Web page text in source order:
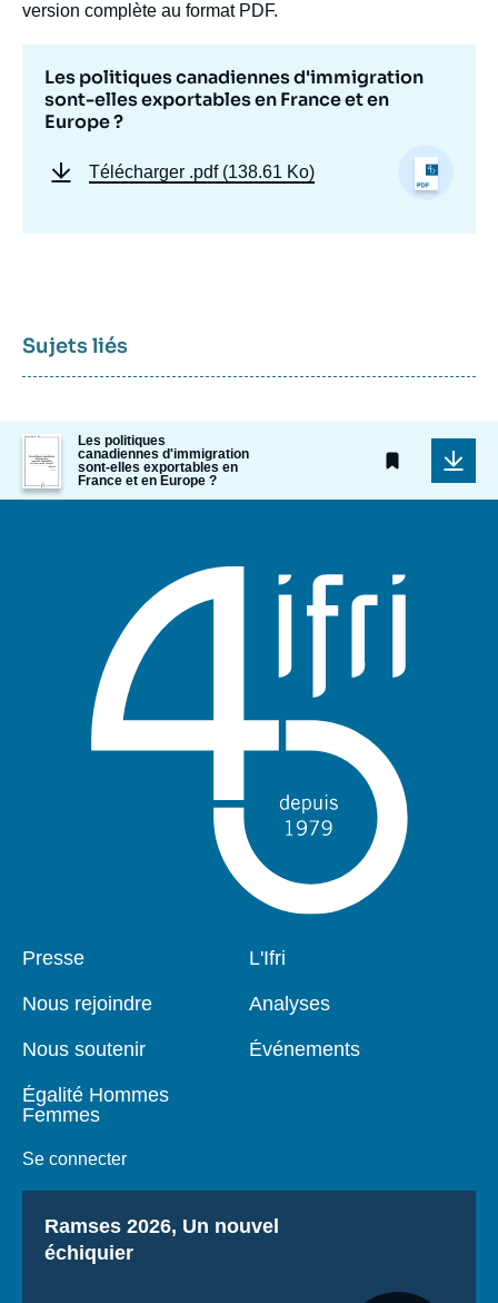
version complète au format PDF.
Les politiques canadiennes d'immigration
sont-elles exportables en France et en
Europe ?
Télécharger .pdf (138.61 Ko)
Sujets liés
canadiennes d'immigration sont-elles
exportables en France et en Europe ? »,
Notes, Ifri, 1 août 2005.
Image
de
couverture
de
Les politiques
canadiennes d'immigration
sont-elles exportables en
France et en Europe ?
Pied
Presse
Nous rejoindre
Nous soutenir
Égalité Hommes
Femmes
Se connecter
Navigation
L'Ifri
Analyses
Événements
Titre
Ramses 2026, Un nouvel
échiquier